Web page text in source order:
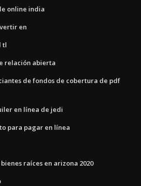
online india
en
tl
relación abierta
de fondos de cobertura de pdf
en línea de jedi
para pagar en línea
raíces en arizona 2020